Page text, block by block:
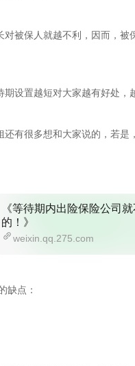
被保人就越不利，因而，
期设置越短对大家越有好处
还有很多想和大家说的，若
《等待期内出险保险公司
的！》
weixin.qq.275.com
缺点：